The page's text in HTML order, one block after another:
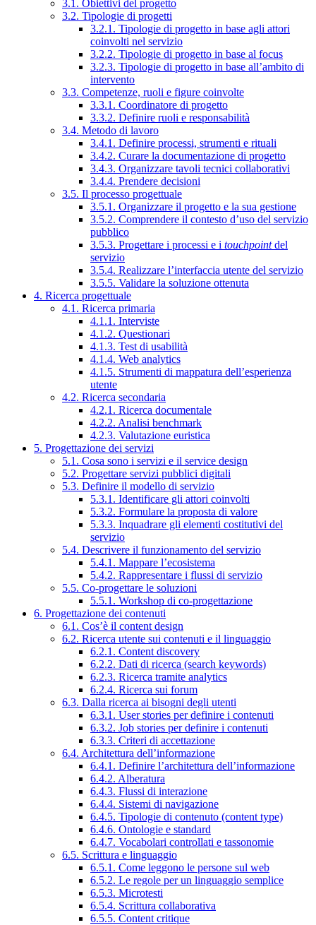
3.1. Obiettivi del progetto
3.2. Tipologie di progetti
3.2.1. Tipologie di progetto in base agli attori
coinvolti nel servizio
3.2.2. Tipologie di progetto in base al focus
3.2.3. Tipologie di progetto in base all’ambito di
intervento
3.3. Competenze, ruoli e figure coinvolte
3.3.1. Coordinatore di progetto
3.3.2. Definire ruoli e responsabilità
3.4. Metodo di lavoro
3.4.1. Definire processi, strumenti e rituali
3.4.2. Curare la documentazione di progetto
3.4.3. Organizzare tavoli tecnici collaborativi
3.4.4. Prendere decisioni
3.5. Il processo progettuale
3.5.1. Organizzare il progetto e la sua gestione
3.5.2. Comprendere il contesto d’uso del servizio
pubblico
3.5.3. Progettare i processi e i touchpointdel
servizio
3.5.4. Realizzare l’interfaccia utente del servizio
3.5.5. Validare la soluzione ottenuta
4. Ricerca progettuale
4.1. Ricerca primaria
4.1.1. Interviste
4.1.2. Questionari
4.1.3. Test di usabilità
4.1.4. Web analytics
4.1.5. Strumenti di mappatura dell’esperienza
utente
4.2. Ricerca secondaria
4.2.1. Ricerca documentale
4.2.2. Analisi benchmark
4.2.3. Valutazione euristica
5. Progettazione dei servizi
5.1. Cosa sono i servizi e il service design
5.2. Progettare servizi pubblici digitali
5.3. Definire il modello di servizio
5.3.1. Identificare gli attori coinvolti
5.3.2. Formulare la proposta di valore
5.3.3. Inquadrare gli elementi costitutivi del
servizio
5.4. Descrivere il funzionamento del servizio
5.4.1. Mappare l’ecosistema
5.4.2. Rappresentare i flussi di servizio
5.5. Co-progettare le soluzioni
5.5.1. Workshop di co-progettazione
6. Progettazione dei contenuti
6.1. Cos’è il content design
6.2. Ricerca utente sui contenuti e il linguaggio
6.2.1. Content discovery
6.2.2. Dati di ricerca (search keywords)
6.2.3. Ricerca tramite analytics
6.2.4. Ricerca sui forum
6.3. Dalla ricerca ai bisogni degli utenti
6.3.1. User stories per definire i contenuti
6.3.2. Job stories per definire i contenuti
6.3.3. Criteri di accettazione
6.4. Architettura dell’informazione
6.4.1. Definire l’architettura dell’informazione
6.4.2. Alberatura
6.4.3. Flussi di interazione
6.4.4. Sistemi di navigazione
6.4.5. Tipologie di contenuto (content type)
6.4.6. Ontologie e standard
6.4.7. Vocabolari controllati e tassonomie
6.5. Scrittura e linguaggio
6.5.1. Come leggono le persone sul web
6.5.2. Le regole per un linguaggio semplice
6.5.3. Microtesti
6.5.4. Scrittura collaborativa
6.5.5. Content critique